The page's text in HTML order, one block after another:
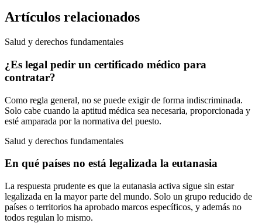
Artículos relacionados
Salud y derechos fundamentales
¿Es legal pedir un certificado médico para
contratar?
Como regla general, no se puede exigir de forma indiscriminada.
Solo cabe cuando la aptitud médica sea necesaria, proporcionada y
esté amparada por la normativa del puesto.
Salud y derechos fundamentales
En qué países no está legalizada la eutanasia
La respuesta prudente es que la eutanasia activa sigue sin estar
legalizada en la mayor parte del mundo. Solo un grupo reducido de
países o territorios ha aprobado marcos específicos, y además no
todos regulan lo mismo.